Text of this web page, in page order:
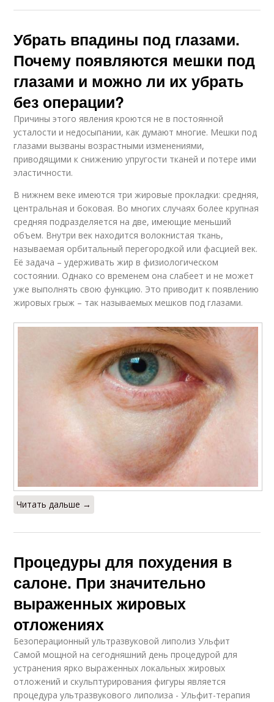
Убрать впадины под глазами.
Почему появляются мешки под
глазами и можно ли их убрать
без операции?
Причины этого явления кроются не в постоянной
усталости и недосыпании, как думают многие. Мешки под
глазами вызваны возрастными изменениями,
приводящими к снижению упругости тканей и потере ими
эластичности.
В нижнем веке имеются три жировые прокладки: средняя,
центральная и боковая. Во многих случаях более крупная
средняя подразделяется на две, имеющие меньший
объем. Внутри век находится волокнистая ткань,
называемая орбитальный перегородкой или фасцией век.
Её задача – удерживать жир в физиологическом
состоянии. Однако со временем она слабеет и не может
уже выполнять свою функцию. Это приводит к появлению
жировых грыж – так называемых мешков под глазами.
Читать дальше →
Процедуры для похудения в
салоне. При значительно
выраженных жировых
отложениях
Безоперационный ультразвуковой липолиз Ульфит
Самой мощной на сегодняшний день процедурой для
устранения ярко выраженных локальных жировых
отложений и скульптурирования фигуры является
процедура ультразвукового липолиза - Ульфит-терапия